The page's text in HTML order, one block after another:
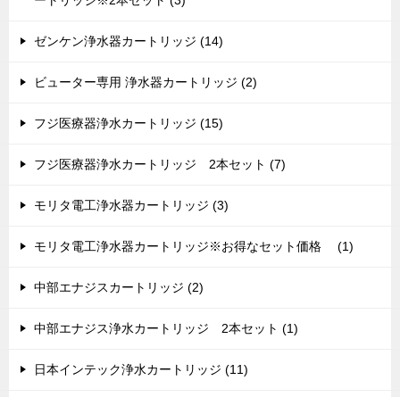
ゼンケン浄水器カートリッジ (14)
ビューター専用 浄水器カートリッジ (2)
フジ医療器浄水カートリッジ (15)
フジ医療器浄水カートリッジ 2本セット (7)
モリタ電工浄水器カートリッジ (3)
モリタ電工浄水器カートリッジ※お得なセット価格 (1)
中部エナジスカートリッジ (2)
中部エナジス浄水カートリッジ 2本セット (1)
日本インテック浄水カートリッジ (11)